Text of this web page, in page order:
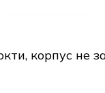
корпус не